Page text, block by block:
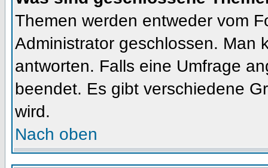
Themen werden entweder vom
Administrator geschlossen. Man
antworten. Falls eine Umfrage
beendet. Es gibt verschiedene
wird.
Nach oben